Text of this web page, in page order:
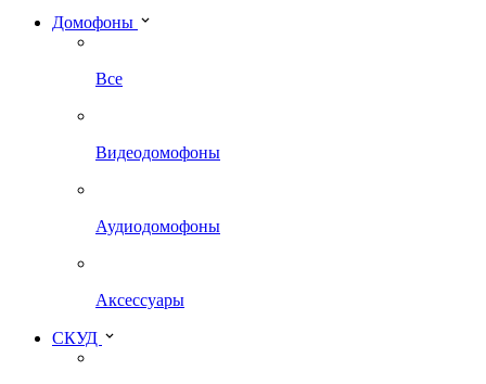
Домофоны
Все
Видеодомофоны
Аудиодомофоны
Аксессуары
СКУД